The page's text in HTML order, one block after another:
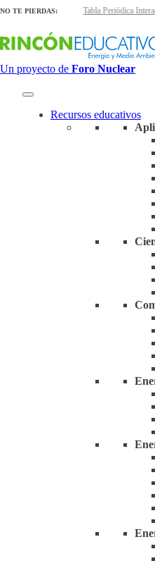
NO TE PIERDAS:
interactivas Tabla Periódica
Un proyecto de Foro Nuclear
Recursos educativos